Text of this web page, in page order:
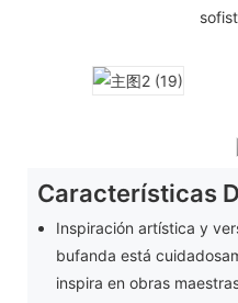
Características
Inspiración artística y
bufanda está
inspira en obras